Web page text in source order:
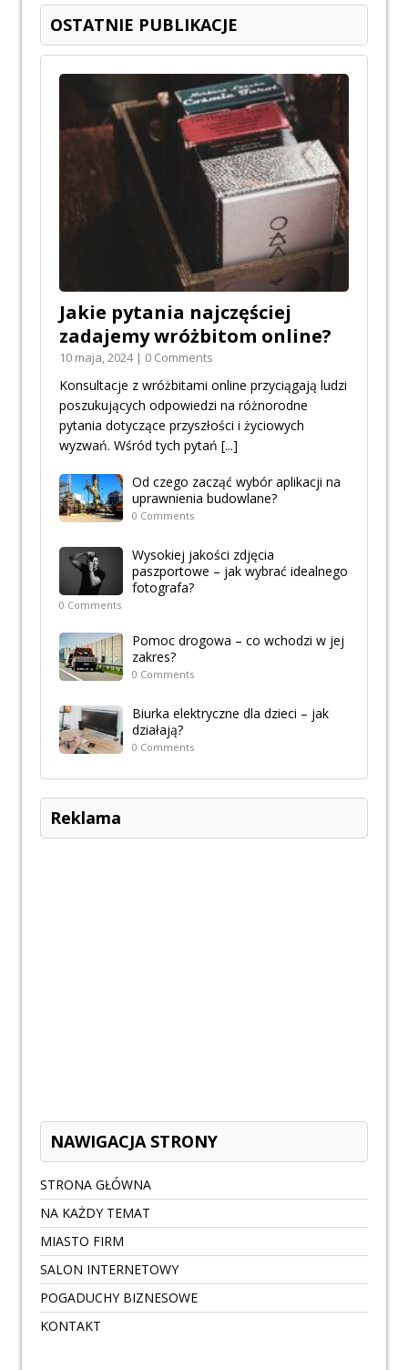
OSTATNIE PUBLIKACJE
Jakie pytania najczęściej
zadajemy wróżbitom online?
10 maja, 2024 | 0 Comments
Konsultacje z wróżbitami online przyciągają ludzi
poszukujących odpowiedzi na różnorodne
pytania dotyczące przyszłości i życiowych
wyzwań. Wśród tych pytań [...]
Od czego zacząć wybór aplikacji na
uprawnienia budowlane?
0 Comments
Wysokiej jakości zdjęcia
paszportowe – jak wybrać idealnego
fotografa?
0 Comments
Pomoc drogowa – co wchodzi w jej
zakres?
0 Comments
Biurka elektryczne dla dzieci – jak
działają?
0 Comments
Reklama
NAWIGACJA STRONY
STRONA GŁÓWNA
NA KAŻDY TEMAT
MIASTO FIRM
SALON INTERNETOWY
POGADUCHY BIZNESOWE
KONTAKT